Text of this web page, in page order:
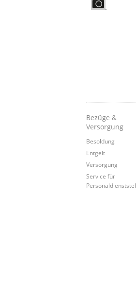
Bezüge &
Versorgung
Besoldung
Entgelt
Versorgung
Service für